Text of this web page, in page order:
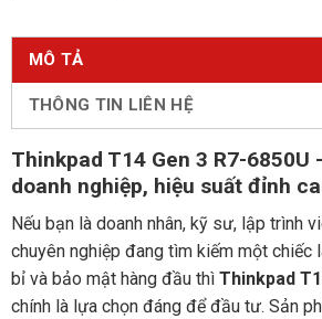
MÔ TẢ
THÔNG TIN LIÊN HỆ
Thinkpad T14 Gen 3 R7-6850U
doanh nghiệp, hiệu suất đỉnh
Nếu bạn là doanh nhân, kỹ sư, lập trình
chuyên nghiệp đang tìm kiếm một chiếc
bỉ và bảo mật hàng đầu thì Thinkpad
chính là lựa chọn đáng để đầu tư. Sản